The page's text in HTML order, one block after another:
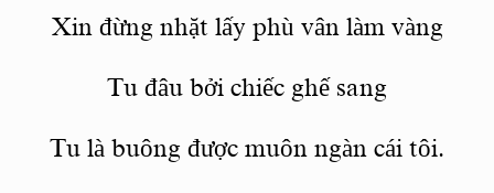
Xin đừng nhặt lấy phù vân làm vàng
Tu đâu bởi chiếc ghế sang
Tu là buông được muôn ngàn cái tôi.